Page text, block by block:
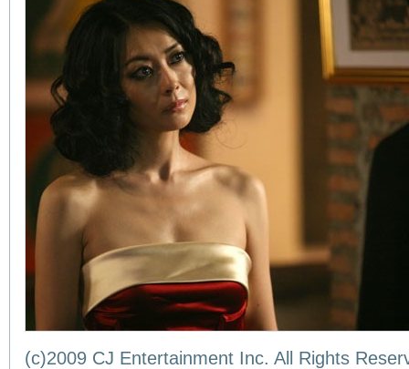
(c)2009 CJ Entertainment Inc. All Rights